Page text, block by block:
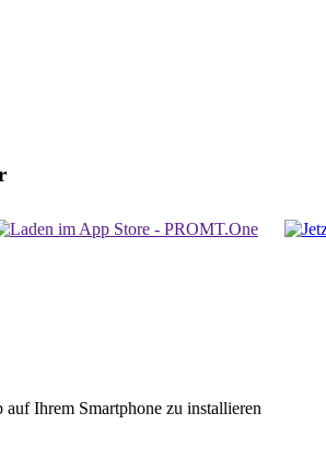
Ihrem Smartphone zu installieren